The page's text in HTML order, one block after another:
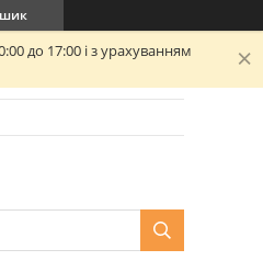
до 17:00 і з урахуванням